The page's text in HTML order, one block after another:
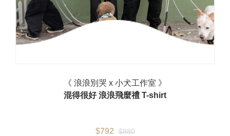
《 浪浪別哭 x 小犬工作室 》
混得很好 浪浪飛麼禮 T-shirt
$792 $880